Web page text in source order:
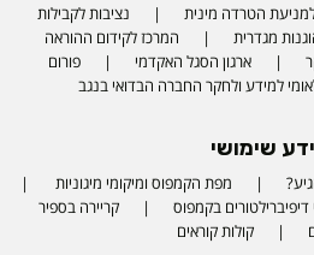
הטרדה מינית
נציבות לקבילות
מגדרית
המרכז לקידום ההוראה
ארגון הסגל האקדמי
פורום
למידע ולחקר החברה הבדואי בנגב
שימושי
מפת הקמפוס ומיקומי מיגוניות
דיפיברילטורים בקמפוס
קריירה בספיר
קולות קוראים